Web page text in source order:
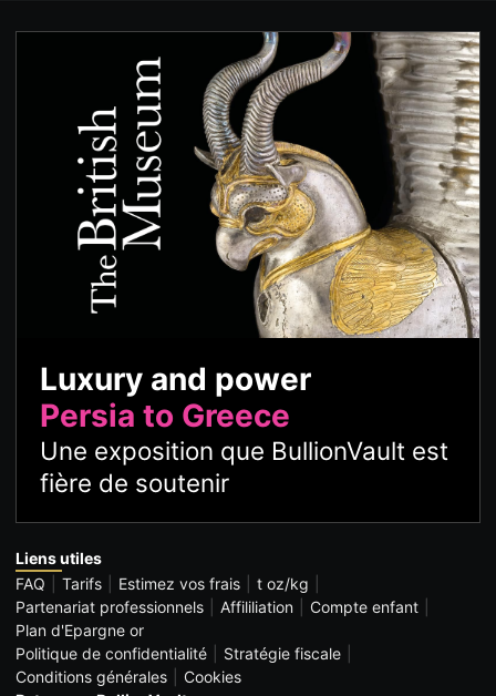
Luxury and power
Persia to Greece
Une exposition que BullionVault est
fière de soutenir
Liens utiles
FAQ
Tarifs Estimez vos frais
t oz/kg
Partenariat professionnels
Affililiation
Compte enfant
Plan d'Epargne or
Politique de confidentialité
Stratégie fiscale
Conditions générales
Cookies